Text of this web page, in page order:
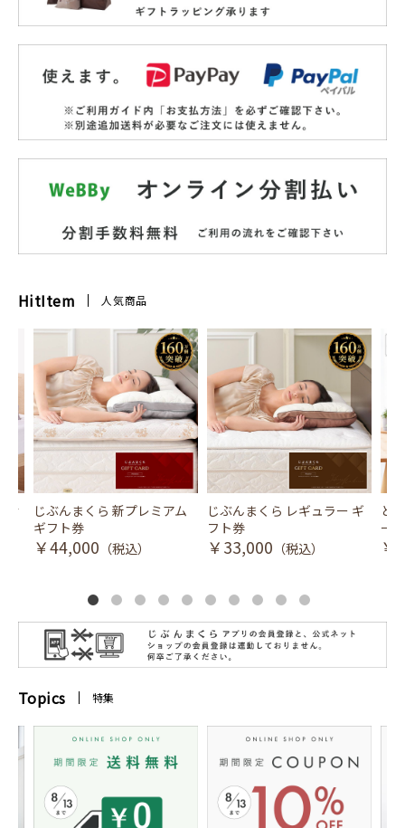
HitItem 人気商品
冷
じぶんまくら 新プレミアム
ギフト券
￥44,000 （税込）
じぶんまくら レギュラー ギ
フト券
￥33,000 （税込）
と
ース
￥
Topics 特集